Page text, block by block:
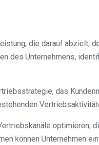
die darauf abzielt,
des Unternehmens,
das
können Unternehmen